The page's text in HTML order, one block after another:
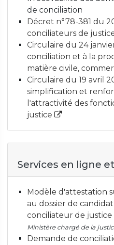
de conciliation
Décret n°78-381 du
conciliateurs de
Circulaire du 24
conciliation et à la
matière civile,
Circulaire du 19 avril
simplification et
l'attractivité des
justice
Services en ligne
Modèle d'attestation
au dossier de
conciliateur de justice
Ministère chargé de la
Demande de